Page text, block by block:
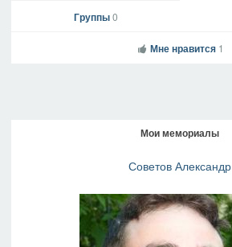
Группы0
Мне нравится 1
Мои мемориалы
Советов Александр